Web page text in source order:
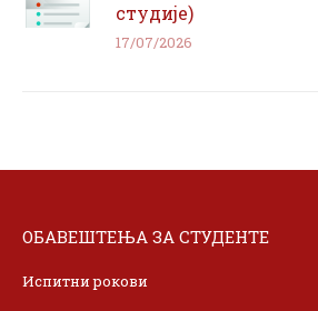
студије)
17/07/2026
ОБАВЕШТЕЊА ЗА СТУДЕНТЕ
Испитни рокови